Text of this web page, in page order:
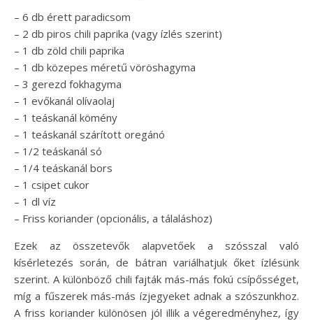
– 6 db érett paradicsom
– 2 db piros chili paprika (vagy ízlés szerint)
– 1 db zöld chili paprika
– 1 db közepes méretű vöröshagyma
– 3 gerezd fokhagyma
– 1 evőkanál olívaolaj
– 1 teáskanál kömény
– 1 teáskanál szárított oregánó
– 1/2 teáskanál só
– 1/4 teáskanál bors
– 1 csipet cukor
– 1 dl víz
– Friss koriander (opcionális, a tálaláshoz)
Ezek az összetevők alapvetőek a szósszal való
kísérletezés során, de bátran variálhatjuk őket ízlésünk
szerint. A különböző chili fajták más-más fokú csípősséget,
míg a fűszerek más-más ízjegyeket adnak a szószunkhoz.
A friss koriander különösen jól illik a végeredményhez, így